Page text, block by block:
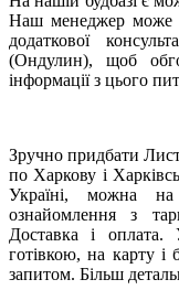
Наш менеджер може
додаткової
(Ондулин), щоб
інформації з цього
Зручно придбати
по Харкову і
Україні, можна на
ознайомлення з
Доставка і оплата.
готівкою, на карту і
запитом. Більш